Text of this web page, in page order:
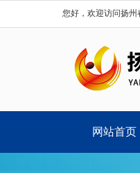
您好，欢迎访问扬州
网站首页